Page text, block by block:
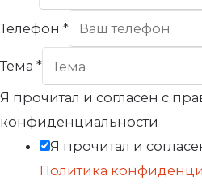
Телефон *
Тема *
Я прочитал и согласен с
конфиденциальности
Я прочитал и
Политика